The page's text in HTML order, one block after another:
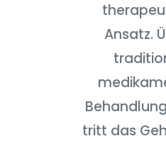
Ansatz.
tritt das